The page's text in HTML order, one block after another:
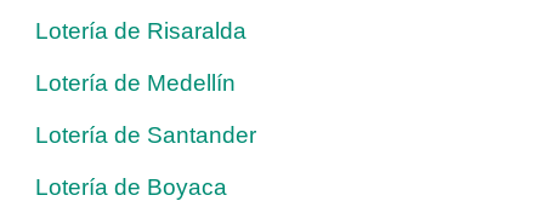
Lotería de Risaralda
Lotería de Medellín
Lotería de Santander
Lotería de Boyaca